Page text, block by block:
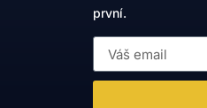
první.